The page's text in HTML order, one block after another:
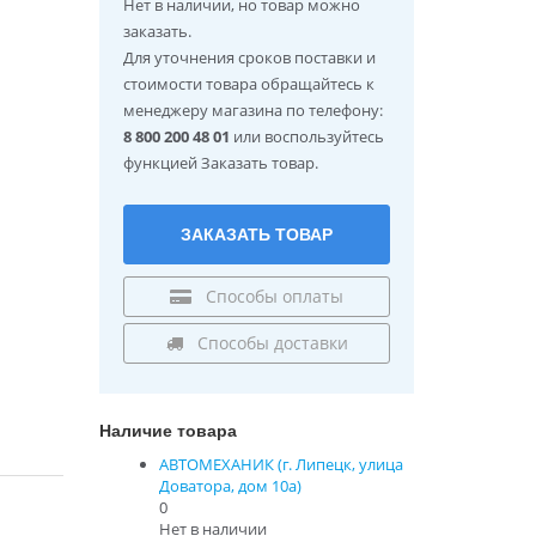
заказать.
Для уточнения сроков поставки и
стоимости товара обращайтесь к
менеджеру магазина по телефону:
8 800 200 48 01 или воспользуйтесь
функцией Заказать товар.
ЗАКАЗАТЬ ТОВАР
Способы оплаты
Способы доставки
Наличие товара
АВТОМЕХАНИК (г. Липецк, улица
Доватора, дом 10а)
0
Нет в наличии